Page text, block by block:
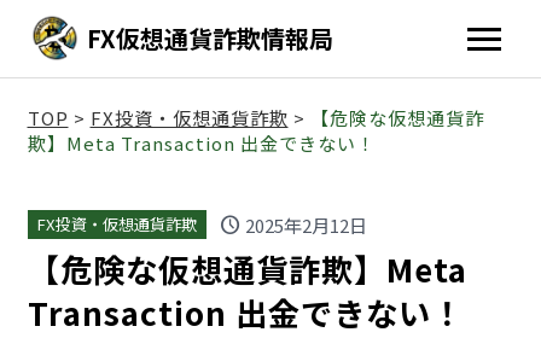
FX仮想通貨詐欺情報局
TOP > FX投資・仮想通貨詐欺 >
【危険な仮想通貨詐
欺】Meta Transaction 出金できない！
FX投資・仮想通貨詐欺 schedule 2025年2月12日
【危険な仮想通貨詐欺】Meta
Transaction 出金できない！